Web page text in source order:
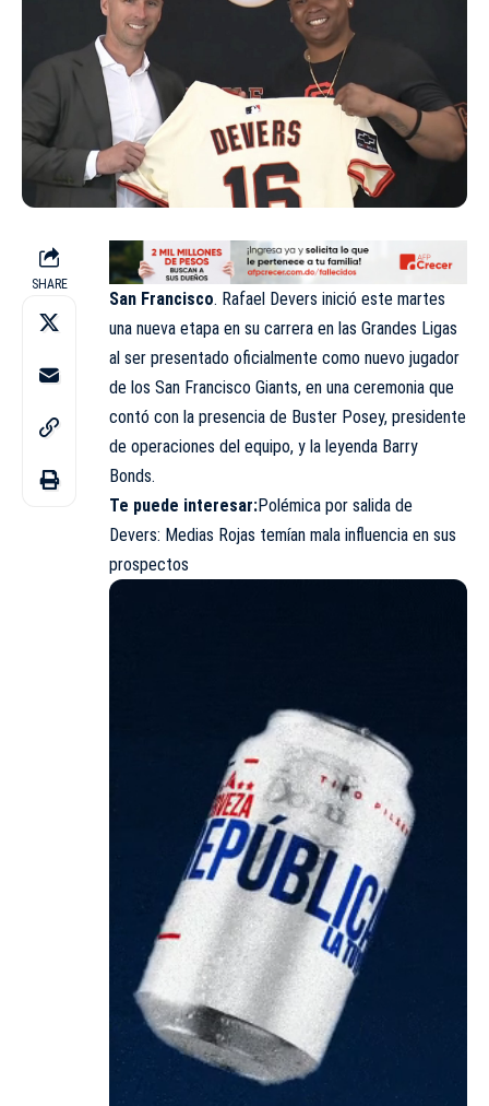
SHARE
San Francisco. Rafael Devers inició este martes
una nueva etapa en su carrera en las Grandes Ligas
al ser presentado oficialmente como nuevo jugador
de los San Francisco Giants, en una ceremonia que
contó con la presencia de Buster Posey, presidente
de operaciones del equipo, y la leyenda Barry
Bonds.
Te puede interesar:Polémica por salida de
Devers: Medias Rojas temían mala influencia en sus
prospectos